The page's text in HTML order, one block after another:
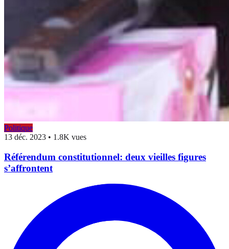
Politique
13 déc. 2023 • 1.8K vues
Référendum constitutionnel: deux vieilles figures
s’affrontent